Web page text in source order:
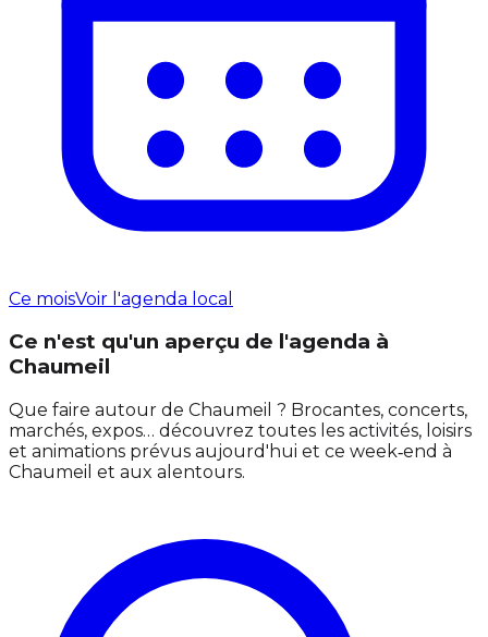
Ce moisVoir l'agenda local
Ce n'est qu'un aperçu de l'agenda à
Chaumeil
Que faire autour de Chaumeil ? Brocantes, concerts,
marchés, expos… découvrez toutes les activités, loisirs
et animations prévus aujourd'hui et ce week‑end à
Chaumeil et aux alentours.